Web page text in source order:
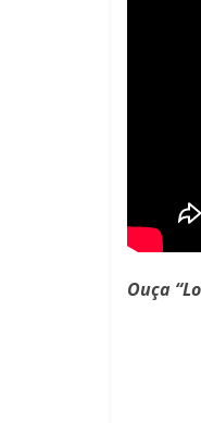
Ouça